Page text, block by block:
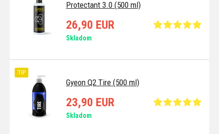
Protectant 3.0 (500 ml)
26,90 EUR
Skladom
Gyeon Q2 Tire (500 ml)
TIP
23,90 EUR
Skladom